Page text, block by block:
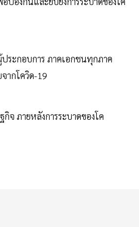
ระกอบการ ภาคเอกชนทุกภาค
ากโควิด-19
จ ภายหลังการระบาดของโค